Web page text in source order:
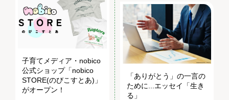
子育てメディア・nobico
公式ショップ「nobico
STORE(のびこすとあ)」
がオープン！
「ありがとう」の一言の
ために...エッセイ「生き
る」